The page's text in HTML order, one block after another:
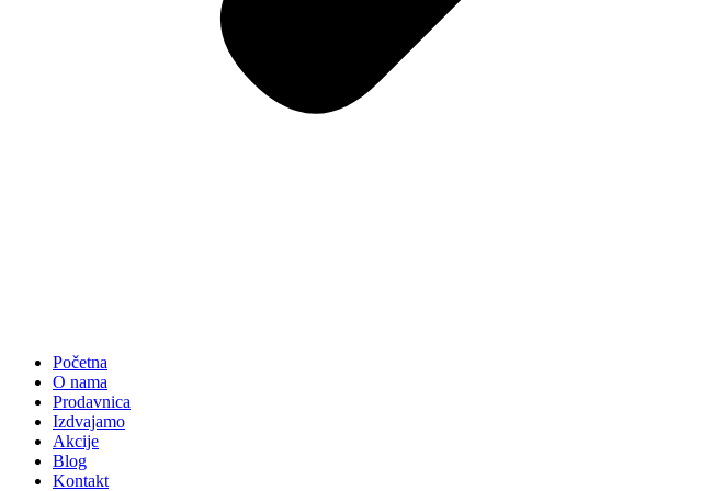
Početna
O nama
Prodavnica
Izdvajamo
Akcije
Blog
Kontakt